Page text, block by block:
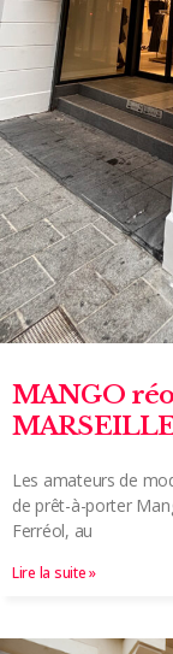
MANGO
Les amateurs de
de prêt-à-porter
Ferréol, au
Lire la suite »